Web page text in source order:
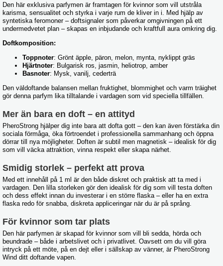
Den här exklusiva parfymen är framtagen för kvinnor som vill utstråla
karisma, sensualitet och styrka i varje rum de kliver in i. Med hjälp av
syntetiska feromoner – doftsignaler som påverkar omgivningen på ett
undermedvetet plan – skapas en inbjudande och kraftfull aura omkring dig.
Doftkomposition:
Toppnoter: Grönt äpple, päron, melon, mynta, nyklippt gräs
Hjärtnoter: Bulgarisk ros, jasmin, heliotrop, amber
Basnoter: Mysk, vanilj, cederträ
Den väldoftande balansen mellan fruktighet, blommighet och varm träighet
gör denna parfym lika tilltalande i vardagen som vid speciella tillfällen.
Mer än bara en doft – en attityd
PheroStrong hjälper dig inte bara att dofta gott – den kan även förstärka din
sociala förmåga, öka förtroendet i professionella sammanhang och öppna
dörrar till nya möjligheter. Doften är subtil men magnetisk – idealisk för dig
som vill väcka attraktion, vinna respekt eller skapa närhet.
Smidig storlek – perfekt att prova
Med ett innehåll på 1 ml är den både diskret och praktisk att ta med i
vardagen. Den lilla storleken gör den idealisk för dig som vill testa doften
och dess effekt innan du investerar i en större flaska – eller ha en extra
flaska redo för snabba, diskreta appliceringar när du är på språng.
För kvinnor som tar plats
Den här parfymen är skapad för kvinnor som vill bli sedda, hörda och
beundrade – både i arbetslivet och i privatlivet. Oavsett om du vill göra
intryck på ett möte, på en dejt eller i sällskap av vänner, är PheroStrong
Wind ditt doftande vapen.